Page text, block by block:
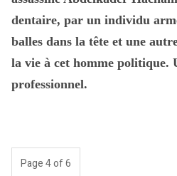
dentaire, par un individu
balles dans la tête et une
la vie à cet homme politique.
professionnel.
Page 4 of 6